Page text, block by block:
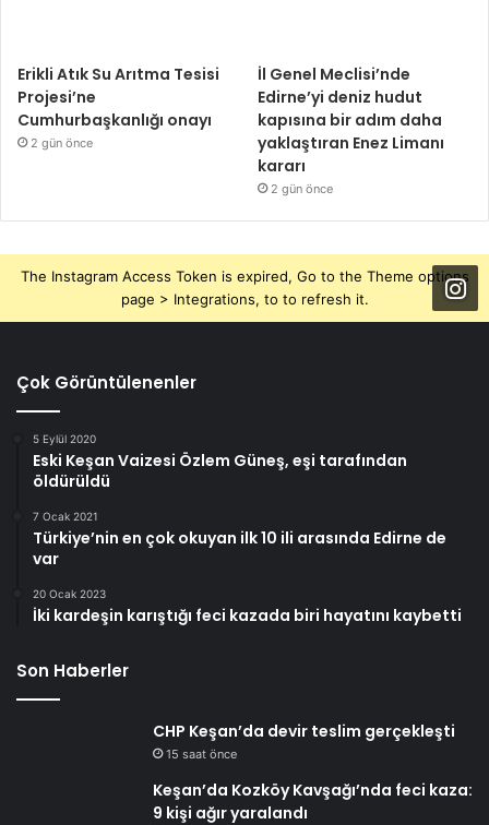
Erikli Atık Su Arıtma Tesisi
Projesi’ne
Cumhurbaşkanlığı onayı
2 gün önce
İl Genel Meclisi’nde
Edirne’yi deniz hudut
kapısına bir adım daha
yaklaştıran Enez Limanı
kararı
2 gün önce
The Instagram Access Token is expired, Go to the Theme options
page > Integrations, to to refresh it.
Çok Görüntülenenler
5 Eylül 2020
Eski Keşan Vaizesi Özlem Güneş, eşi tarafından
öldürüldü
7 Ocak 2021
Türkiye’nin en çok okuyan ilk 10 ili arasında Edirne de
var
20 Ocak 2023
İki kardeşin karıştığı feci kazada biri hayatını kaybetti
Son Haberler
CHP Keşan’da devir teslim gerçekleşti
15 saat önce
Keşan’da Kozköy Kavşağı’nda feci kaza:
9 kişi ağır yaralandı